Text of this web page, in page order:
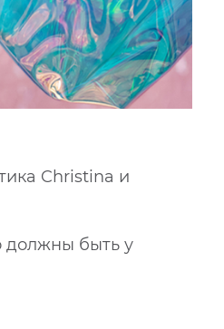
Christina и
должны быть у